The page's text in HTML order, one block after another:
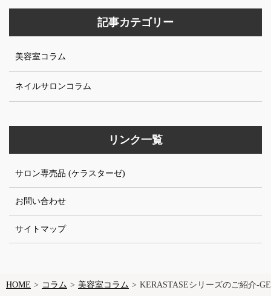
HOME コラム 美容室コラム KERASTASEシリーズのご紹介-
記事カテゴリー
美容室コラム
ネイルサロンコラム
リンク一覧
サロン専売品 (ケラスターゼ)
お問い合わせ
サイトマップ